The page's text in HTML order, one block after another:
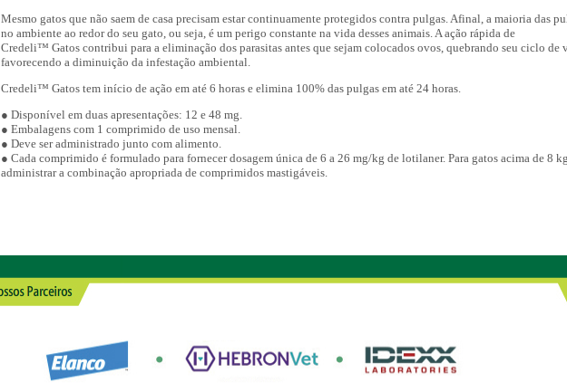
Mesmo gatos que não saem de casa precisam estar continuamente protegidos contra pulgas. Afinal, a maioria das
no ambiente ao redor do seu gato, ou seja, é um perigo constante na vida desses animais. A ação rápida de
Credeli™ Gatos contribui para a eliminação dos parasitas antes que sejam colocados ovos, quebrando seu ciclo de
favorecendo a diminuição da infestação ambiental.
Credeli™ Gatos tem início de ação em até 6 horas e elimina 100% das pulgas em até 24 horas.
● Disponível em duas apresentações: 12 e 48 mg.
● Embalagens com 1 comprimido de uso mensal.
● Deve ser administrado junto com alimento.
● Cada comprimido é formulado para fornecer dosagem única de 6 a 26 mg/kg de lotilaner. Para gatos acima de 8
administrar a combinação apropriada de comprimidos mastigáveis.